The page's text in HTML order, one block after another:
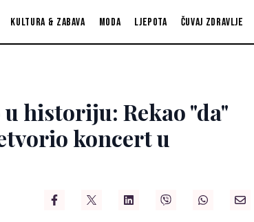
Kultura & zabava Moda Ljepota Čuvaj zdravlje
historiju: Rekao "da"
koncert u